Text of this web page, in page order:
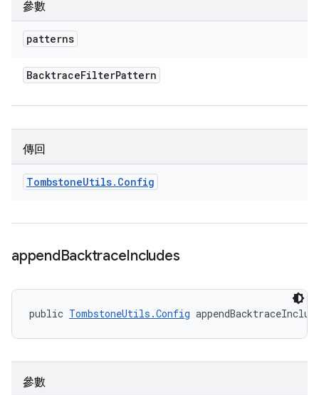
參數
patterns
BacktraceFilterPattern
傳回
TombstoneUtils. Config
appendBacktraceIncludes
public TombstoneUtils.Config
參數